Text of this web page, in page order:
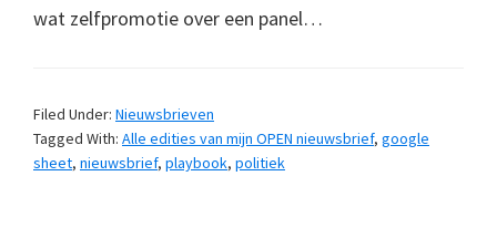
wat zelfpromotie over een panel…
Filed Under: Nieuwsbrieven
Tagged With: Alle edities van mijn OPEN nieuwsbrief, google
sheet, nieuwsbrief, playbook, politiek